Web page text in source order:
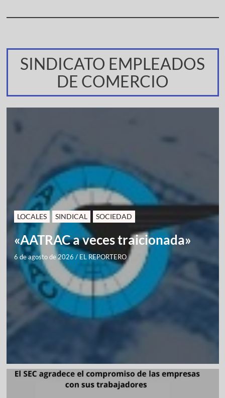
SINDICATO EMPLEADOS
DE COMERCIO
LOCALES SINDICAL SOCIEDAD
«AATRAC a veces traicionada»
6 de agosto de 2026 / EL REPORTERO